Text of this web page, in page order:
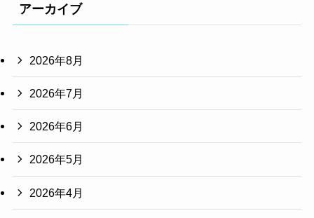
アーカイブ
2026年8月
2026年7月
2026年6月
2026年5月
2026年4月